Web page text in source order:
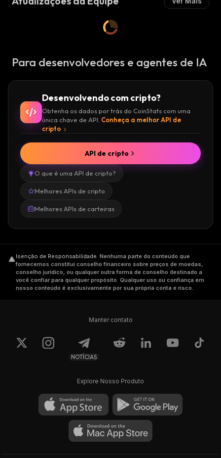
Para desenvolvedores e agentes de IA
Desenvolvendo com cripto?
Obtenha os dados por trás do CoinStats com uma
única chave de API. Conheça a melhor API de
cripto
O que é uma API de cripto?
Melhores APIs de cripto
Melhores APIs de carteiras
API de cripto
Isenção de Responsabilidade. Nenhuma parte do conteúdo que
fornecemos constitui conselho financeiro sobre preços de moedas,
conselho jurídico, ou qualquer outra forma de conselho destinado a
você confiar para qualquer propósito. Qualquer uso ou confiança em
nosso conteúdo é exclusivamente por sua própria conta e risco.
Manter contato
NOTÍCIAS
Explore Nosso Produto